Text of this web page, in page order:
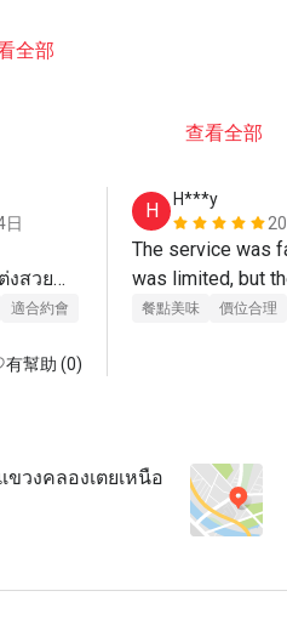
全部
查看全部
日
งสวย
ากับ
อาหาร
ที่สุดคือ
นี่เลยค่ะ
for
適合約會
有幫助 (0)
H
H***y
The service was
was limited, but
there was great. ..
餐點美味 價位合理
วงคลองเตยเหนือ